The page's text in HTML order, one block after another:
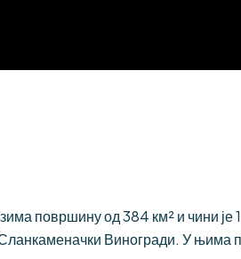
површину од 384 км² и чини
Виногради. У њима